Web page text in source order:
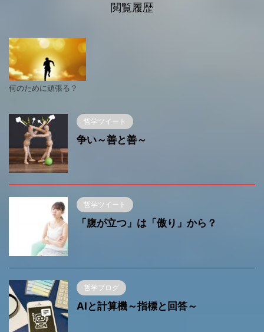
閲覧履歴
何のために頑張る？
哲学ツイート
争い～善と善～
哲学ツイート
「腹が立つ」は「傲り」から？
哲学ブログ
AIと計算機～指標と回答～